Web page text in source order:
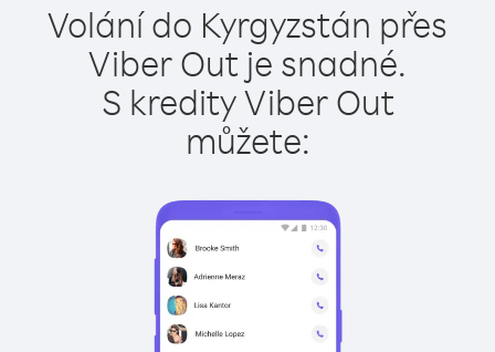
Volání do Kyrgyzstán přes
Viber Out je snadné.
S kredity Viber Out
můžete: